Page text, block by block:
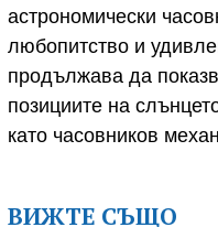
астрономически
любопитство и
продължава да
позициите на
като часовников
ВИЖТЕ СЪЩО